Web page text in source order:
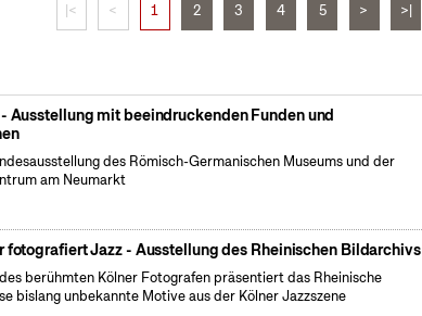
|< < 1 2 3 4 5 > >|
Ausstellung mit beeindruckenden Funden und
des Römisch-Germanischen Museums und der
am Neumarkt
fotografiert Jazz - Ausstellung des Rheinischen Bildarchivs
berühmten Kölner Fotografen präsentiert das Rheinische
bislang unbekannte Motive aus der Kölner Jazzszene